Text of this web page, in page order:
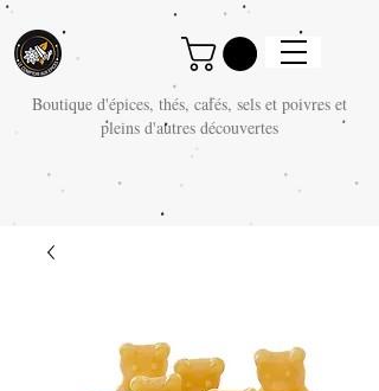
Boutique d'épices, thés, cafés, sels et poivres et
pleins d'autres découvertes